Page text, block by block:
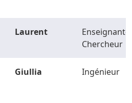
Laurent
Enseignant-
Chercheur
Giullia Ingénieur